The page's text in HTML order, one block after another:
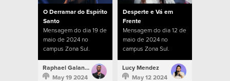
O Derramar do Espírito
Santo
Mensagem do dia 19 de
maio de 2024 no
campus Zona Sul.
Raphael Galante
May 19 2024
Desperte e Vá em
Frente
Mensagem do dia 12 de
maio de 2024 no
campus Zona Sul.
Lucy Mendez
May 12 2024